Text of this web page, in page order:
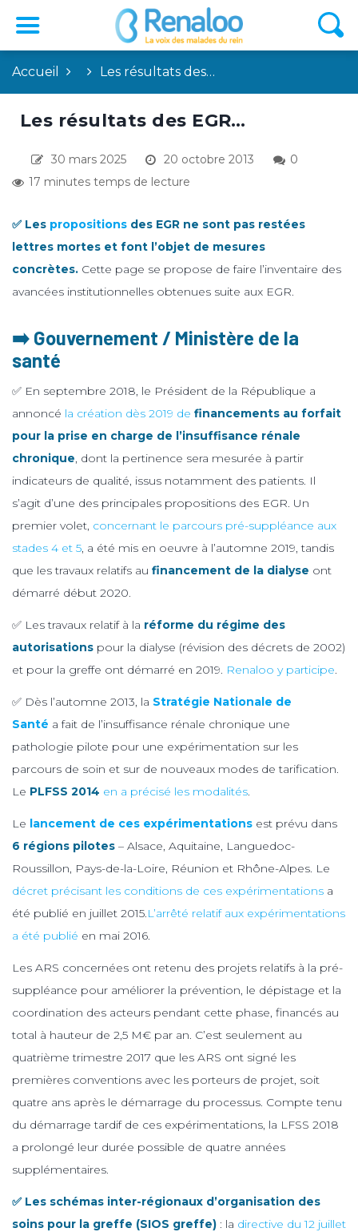
Accueil Les résultats des…
Les résultats des EGR…
30 mars 2025 20 octobre 2013
0
17 minutes temps de lecture
✅ Les propositions des EGR ne sont pas restées
lettres mortes et font l’objet de mesures
concrètes. Cette page se propose de faire l’inventaire des
avancées institutionnelles obtenues suite aux EGR.
➡️ Gouvernement / Ministère de la
santé
✅ En septembre 2018, le Président de la République a
annoncé la création dès 2019 de financements au forfait
pour la prise en charge de l’insuffisance rénale
chronique, dont la pertinence sera mesurée à partir
indicateurs de qualité, issus notamment des patients. Il
s’agit d’une des principales propositions des EGR. Un
premier volet, concernant le parcours pré-suppléance aux
stades 4 et 5, a été mis en oeuvre à l’automne 2019, tandis
que les travaux relatifs au financement de la dialyse ont
démarré début 2020.
✅ Les travaux relatif à la réforme du régime des
autorisations pour la dialyse (révision des décrets de 2002)
et pour la greffe ont démarré en 2019. Renaloo y participe.
✅ Dès l’automne 2013, la Stratégie Nationale de
Santé a fait de l’insuffisance rénale chronique une
pathologie pilote pour une expérimentation sur les
parcours de soin et sur de nouveaux modes de tarification.
Le PLFSS 2014 en a précisé les modalités.
Le lancement de ces expérimentations est prévu dans
6 régions pilotes – Alsace, Aquitaine, Languedoc-
Roussillon, Pays-de-la-Loire, Réunion et Rhône-Alpes. Le
décret précisant les conditions de ces expérimentations a
été publié en juillet 2015.L’arrêté relatif aux expérimentations
a été publié en mai 2016.
Les ARS concernées ont retenu des projets relatifs à la pré-
suppléance pour améliorer la prévention, le dépistage et la
coordination des acteurs pendant cette phase, financés au
total à hauteur de 2,5 M€ par an. C’est seulement au
quatrième trimestre 2017 que les ARS ont signé les
premières conventions avec les porteurs de projet, soit
quatre ans après le démarrage du processus. Compte tenu
du démarrage tardif de ces expérimentations, la LFSS 2018
a prolongé leur durée possible de quatre années
supplémentaires.
✅ Les schémas inter-régionaux d’organisation des
soins pour la greffe (SIOS greffe) : la directive du 12 juillet